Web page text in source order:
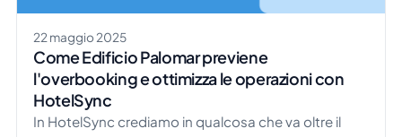
22 maggio 2025
Come Edificio Palomar previene
l'overbooking e ottimizza le operazioni con
HotelSync
In HotelSync crediamo in qualcosa che va oltre il